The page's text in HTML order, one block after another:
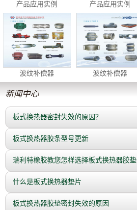
产品应用实例 产品应用实例
波纹补偿器 波纹补偿器
新闻中心
板式换热器密封失效的原因？
板式换热器胶条型号更新
瑞利特橡胶教您怎样选择板式换热器胶垫
什么是板式换热器垫片
板式换热器胶垫密封失效的原因